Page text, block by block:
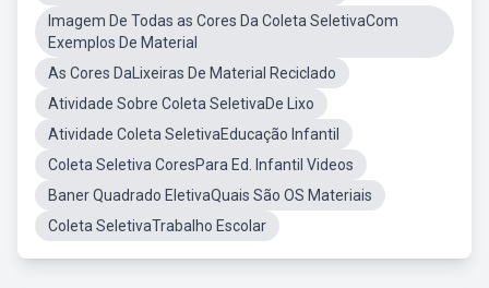
Imagem De Todas as Cores Da Coleta SeletivaCom
Exemplos De Material
As Cores DaLixeiras De Material Reciclado
Atividade Sobre Coleta SeletivaDe Lixo
Atividade Coleta SeletivaEducação Infantil
Coleta Seletiva CoresPara Ed. Infantil Videos
Baner Quadrado EletivaQuais São OS Materiais
Coleta SeletivaTrabalho Escolar